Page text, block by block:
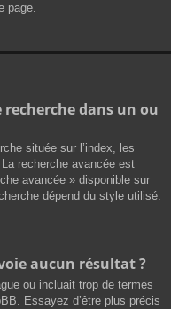
page.
dans un ou
située sur l’index, les
recherche avancée est
avancée » disponible sur
dépend du style utilisé.
aucun résultat ?
ou incluait trop de termes
Essayez d’être plus précis